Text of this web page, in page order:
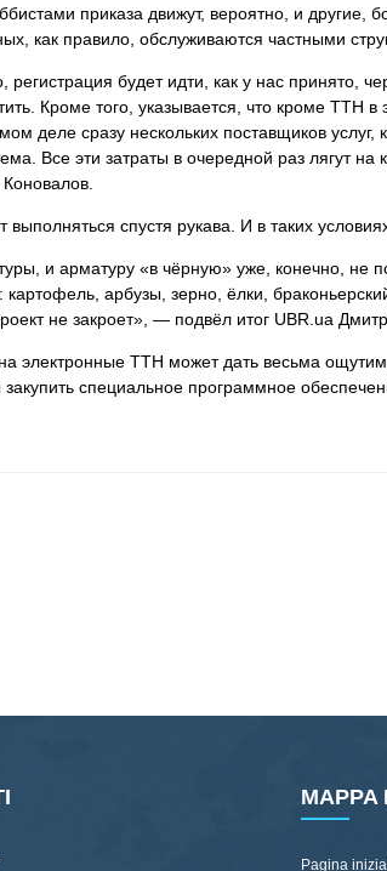
приказа движут, вероятно, и
как правило, обслуживаются частными
регистрация будет идти, как у нас
Кроме того, указывается, что кроме ТТН
деле сразу нескольких поставщиков
Все эти затраты в очередной раз лягут
спустя рукава. И в таких
и арматуру «в чёрную» уже, конечно, не
арбузы, зерно, ёлки,
не закроет», — подвёл итог UBR.ua
электронные ТТН может дать весьма
специальное программное
MAPPA
Pagina